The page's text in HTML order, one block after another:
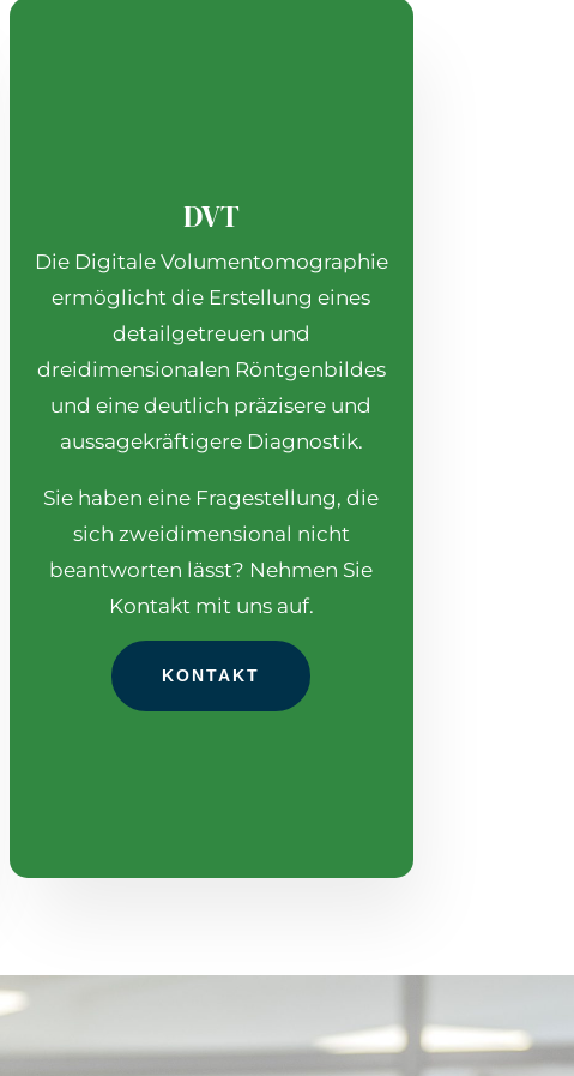
DVT
Die Digitale Volumentomographie
ermöglicht die Erstellungeines
detailgetreuen und
dreidimensionalen Röntgenbildes
und eine deutlich präzisere und
aussagekräftigere Diagnostik.
Sie haben eine Fragestellung, die
sich zweidimensional nicht
beantworten lässt? Nehmen Sie
Kontakt mit uns auf.
KONTAKT